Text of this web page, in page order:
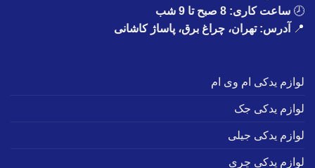
🕗 ساعت کاری: 8 صبح تا 9 شب
📍
آدرس: تهران، چراغ برق، پاساژ کاشانی
لوازم یدکی ام وی ام
لوازم یدکی جک
لوازم یدکی جیلی
لوازم یدکی چری